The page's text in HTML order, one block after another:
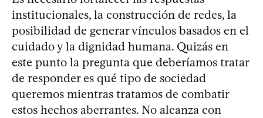
institucionales, la construcción de redes, la
posibilidad de generar vínculos basados en el
cuidado y la dignidad humana. Quizás en
este punto la pregunta que deberíamos tratar
de responder es qué tipo de sociedad
queremos mientras tratamos de combatir
estos hechos aberrantes. No alcanza con